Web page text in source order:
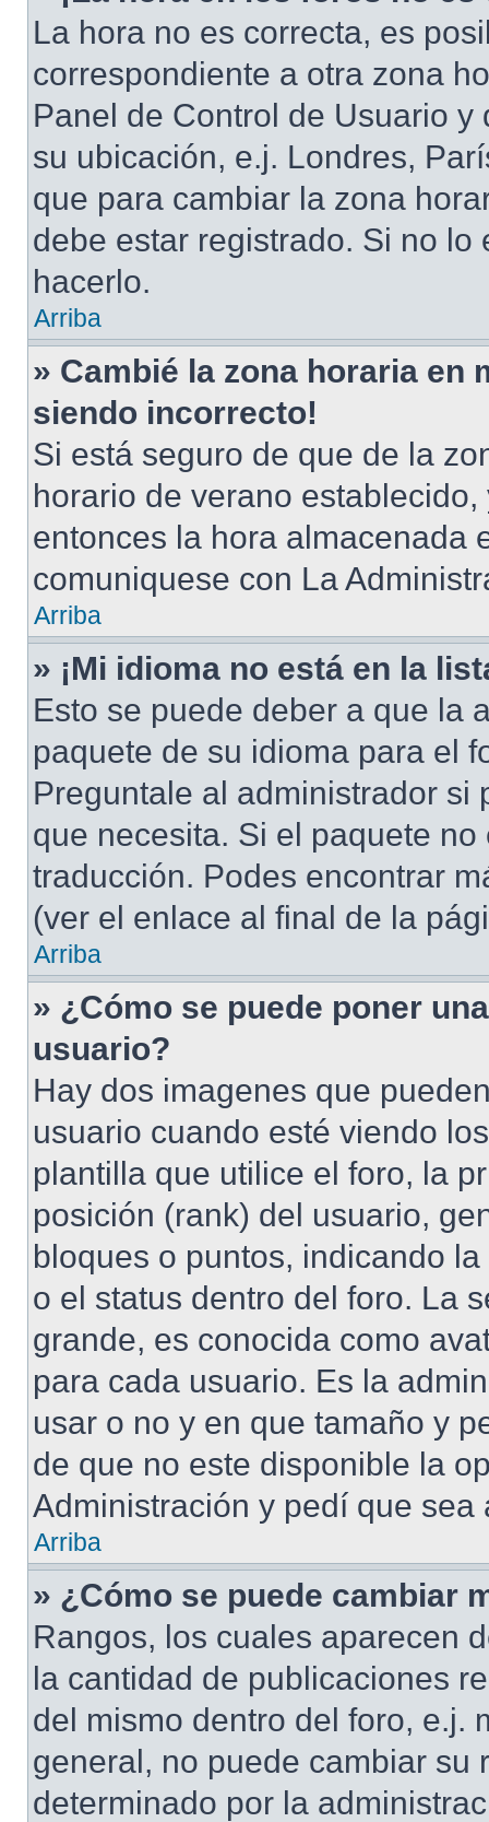
La hora no es correcta, es
correspondiente a otra zona
Panel de Control de Usuario
su ubicación, e.j. Londres,
que para cambiar la zona
debe estar registrado. Si no
hacerlo.
Arriba
» Cambié la zona horaria en
siendo incorrecto!
Si está seguro de que de la
horario de verano
entonces la hora almacenada
comuniquese con La
Arriba
» ¡Mi idioma no está en la
Esto se puede deber a que la
paquete de su idioma para el
Preguntale al administrador si
que necesita. Si el paquete
traducción. Podes encontrar
(ver el enlace al final de la
Arriba
» ¿Cómo se puede poner
usuario?
Hay dos imagenes que
usuario cuando esté viendo
plantilla que utilice el foro, la
posición (rank) del usuario,
bloques o puntos, indicando
o el status dentro del foro. La
grande, es conocida como
para cada usuario. Es la
usar o no y en que tamaño y
de que no este disponible la
Administración y pedí que sea
Arriba
» ¿Cómo se puede cambiar
Rangos, los cuales aparecen
la cantidad de publicaciones
del mismo dentro del foro, e.j.
general, no puede cambiar su
determinado por la